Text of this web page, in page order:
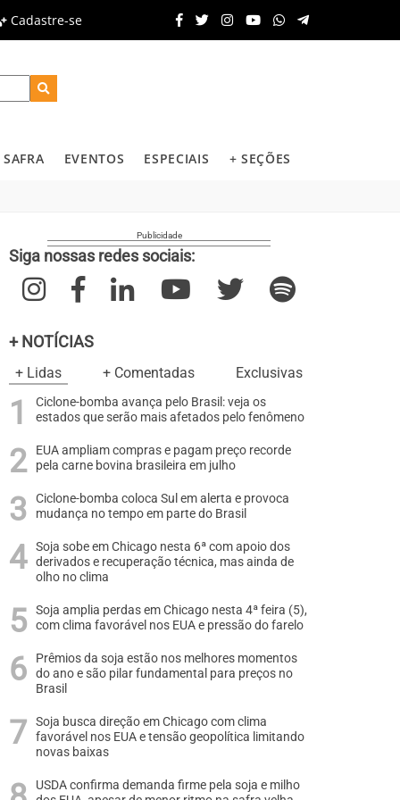
Cadastre-se
SAFRA EVENTOS ESPECIAIS + SEÇÕES
Siga nossas redes sociais:
+ NOTÍCIAS
+ Lidas + Comentadas Exclusivas
Ciclone-bomba avança pelo Brasil: veja os
estados que serão mais afetados pelo fenômeno
EUA ampliam compras e pagam preço recorde
pela carne bovina brasileira em julho
Ciclone-bomba coloca Sul em alerta e provoca
mudança no tempo em parte do Brasil
Soja sobe em Chicago nesta 6ª com apoio dos
derivados e recuperação técnica, mas ainda de
olho no clima
Soja amplia perdas em Chicago nesta 4ª feira (5),
com clima favorável nos EUA e pressão do farelo
Prêmios da soja estão nos melhores momentos
do ano e são pilar fundamental para preços no
Brasil
Soja busca direção em Chicago com clima
favorável nos EUA e tensão geopolítica limitando
novas baixas
USDA confirma demanda firme pela soja e milho